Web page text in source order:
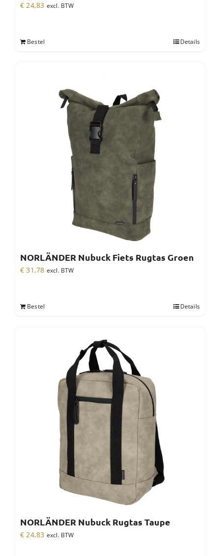
€ 24,83 excl. BTW
Bestel Details
NORLÄNDER Nubuck Fiets Rugtas Groen
€ 31,78 excl. BTW
Bestel Details
NORLÄNDER Nubuck Rugtas Taupe
€ 24,83 excl. BTW